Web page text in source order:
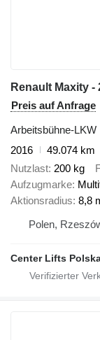
Preis auf Anfrage
Arbeitsbühne-LKW
2016
49.074 km
Nutzlast 200 kg
Aufzugmarke
Aktionsradius 8,8
Polen,
Center Lifts